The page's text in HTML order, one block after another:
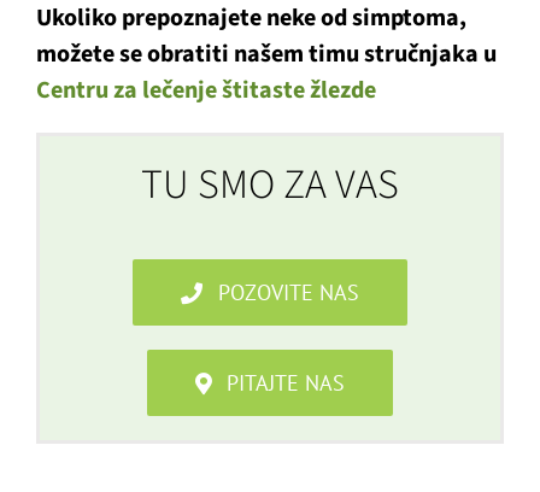
Ukoliko prepoznajete neke od simptoma,
možete se obratiti našem timu stručnjaka u
Centru za lečenje štitaste žlezde
TU SMO ZA VAS
POZOVITE NAS
PITAJTE NAS